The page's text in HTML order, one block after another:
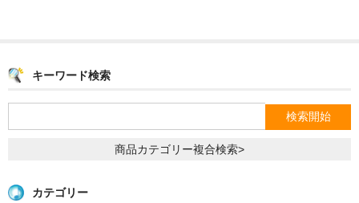
キーワード検索
商品カテゴリー複合検索>
カテゴリー